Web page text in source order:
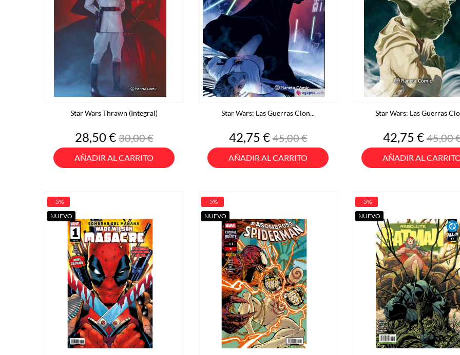
Star Wars Thrawn (Integral)
Precio
28,50 €Precio
base
30,00 €
AÑADIR AL CARRITO
Star Wars: Las Guerras Clon...
Precio
42,75 €Precio
base
45,00 €
AÑADIR AL CARRITO
Star Wars: Las Guerras
Precio
42,75 €
base
45,00
AÑADIR AL
-5%
NUEVO
-5%
NUEVO
-5%
NUEVO